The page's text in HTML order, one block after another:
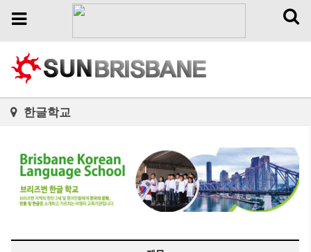
Toggle
Toggle
한글학교